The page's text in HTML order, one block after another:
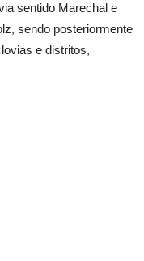
sentido Marechal e
sendo posteriormente
e distritos,